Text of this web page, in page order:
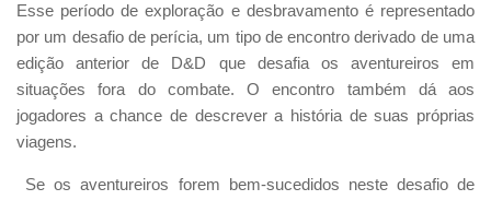
Esse período de exploração e desbravamento é representado
por um desafio de perícia, um tipo de encontro derivado de uma
edição anterior de D&D que desafia os aventureiros em
situações fora do combate. O encontro também dá aos
jogadores a chance de descrever a história de suas próprias
viagens.
Se os aventureiros forem bem-sucedidos neste desafio de